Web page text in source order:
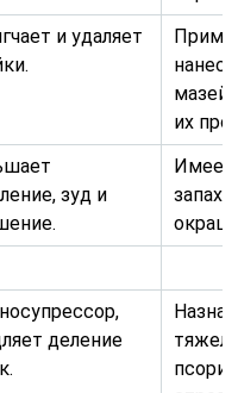
и удаляет
мазей
их
зуд и
Имеет
деление